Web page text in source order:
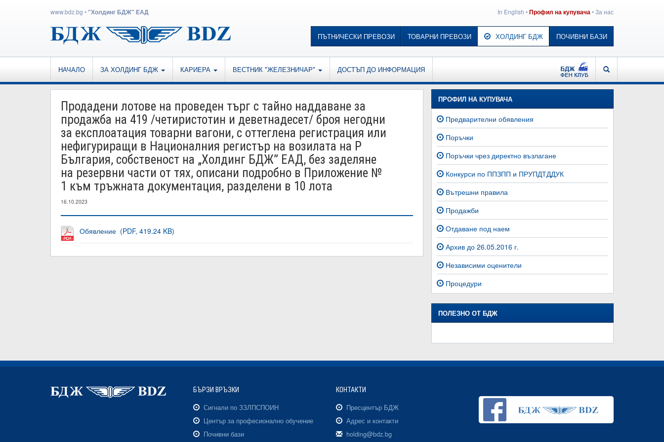
www.bdz.bg •"Холдинг БДЖ" ЕАД In English •Профил на купувача•За нас
ПЪТНИЧЕСКИ ПРЕВОЗИ ТОВАРНИ ПРЕВОЗИ ХОЛДИНГ БДЖ ПОЧИВНИ БАЗИ
НАЧАЛО ЗА ХОЛДИНГ БДЖ КАРИЕРА ВЕСТНИК "ЖЕЛЕЗНИЧАР" ДОСТЪП ДО ИНФОРМАЦИЯ ТЪРСЕНЕ
Продадени лотове на проведен търг с тайно наддаване за
продажба на 419 /четиристотин и деветнадесет/ броя негодни
за експлоатация товарни вагони, с оттеглена регистрация или
нефигуриращи в Националния регистър на возилата на Р
България, собственост на „Холдинг БДЖ” ЕАД, без заделяне
на резервни части от тях, описани подробно в Приложение №
1 към тръжната документация, разделени в 10 лота
16.10.2023
Обявление (PDF, 419.24 KB)
ПРОФИЛ НА КУПУВАЧА
Предварителни обявления
Поръчки
Поръчки чрез директно възлагане
Конкурси по ППЗПП и ПРУПДТДДУК
Вътрешни правила
Продажби
Отдаване под наем
Архив до 26.05.2016 г.
Независими оценители
Процедури
ПОЛЕЗНО ОТ БДЖ
БЪРЗИ ВРЪЗКИ
Сигнали по ЗЗЛПСПОИН
Център за професионално обучение
Почивни бази
КОНТАКТИ
Пресцентър БДЖ
Адрес и контакти
holding@bdz.bg